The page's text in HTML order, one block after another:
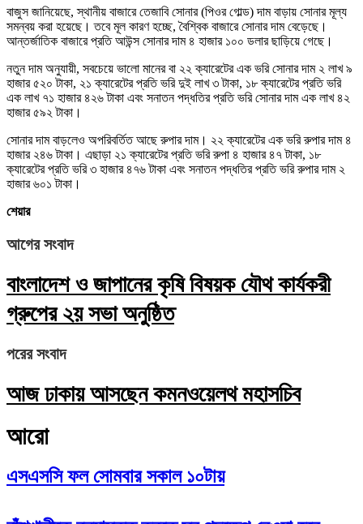
বাজুস জানিয়েছে, স্থানীয় বাজারে তেজাবি সোনার (পিওর গোল্ড) দাম বাড়ায় সোনার মূল্য
সমন্বয় করা হয়েছে। তবে মূল কারণ হচ্ছে, বৈশ্বিক বাজারে সোনার দাম বেড়েছে।
আন্তর্জাতিক বাজারে প্রতি আউন্স সোনার দাম ৪ হাজার ১০০ ডলার ছাড়িয়ে গেছে।
নতুন দাম অনুযায়ী, সবচেয়ে ভালো মানের বা ২২ ক্যারেটের এক ভরি সোনার দাম ২ লাখ ৯
হাজার ৫২০ টাকা, ২১ ক্যারেটের প্রতি ভরি দুই লাখ ৩ টাকা, ১৮ ক্যারেটের প্রতি ভরি
এক লাখ ৭১ হাজার ৪২৬ টাকা এবং সনাতন পদ্ধতির প্রতি ভরি সোনার দাম এক লাখ ৪২
হাজার ৫৯২ টাকা।
সোনার দাম বাড়লেও অপরিবর্তিত আছে রুপার দাম। ২২ ক্যারেটের এক ভরি রুপার দাম ৪
হাজার ২৪৬ টাকা। এছাড়া ২১ ক্যারেটের প্রতি ভরি রুপা ৪ হাজার ৪৭ টাকা, ১৮
ক্যারেটের প্রতি ভরি ৩ হাজার ৪৭৬ টাকা এবং সনাতন পদ্ধতির প্রতি ভরি রুপার দাম ২
হাজার ৬০১ টাকা।
শেয়ার
আগের সংবাদ
বাংলাদেশ ও জাপানের কৃষি বিষয়ক যৌথ কার্যকরী
গ্রুপের ২য় সভা অনুষ্ঠিত
পরের সংবাদ
আজ ঢাকায় আসছেন কমনওয়েলথ মহাসচিব
আরো
এসএসসি ফল সোমবার সকাল ১০টায়